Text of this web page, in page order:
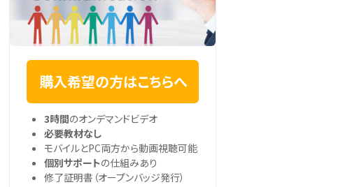
購入希望の方はこちらへ
3時間のオンデマンドビデオ
必要教材なし
モバイルとPC両方から動画視聴可能
個別サポートの仕組みあり
修了証明書（オープンバッジ発行）